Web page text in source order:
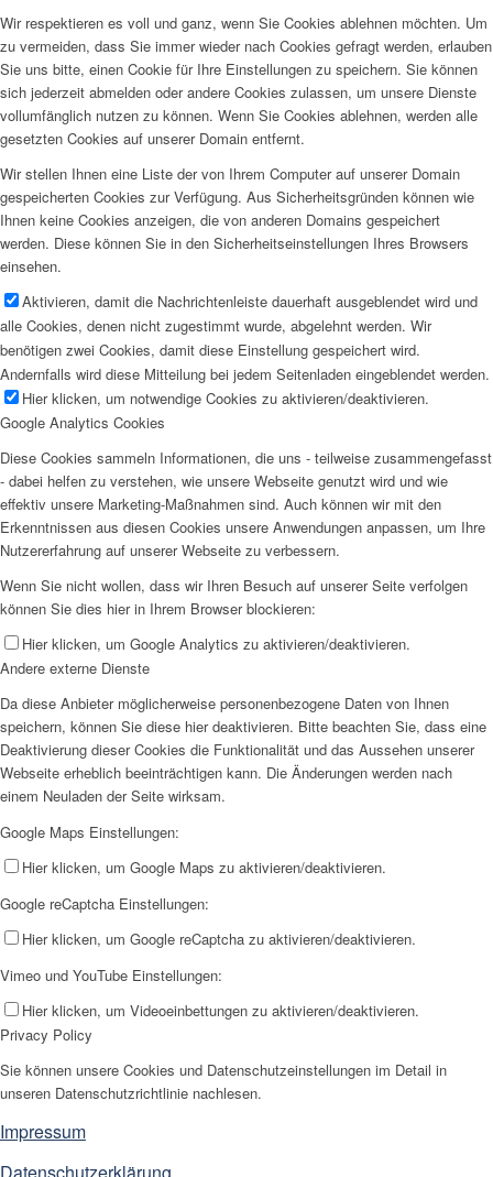
Wir respektieren es voll und ganz, wenn Sie Cookies ablehnen möchten. Um
zu vermeiden, dass Sie immer wieder nach Cookies gefragt werden, erlauben
Sie uns bitte, einen Cookie für Ihre Einstellungen zu speichern. Sie können
sich jederzeit abmelden oder andere Cookies zulassen, um unsere Dienste
vollumfänglich nutzen zu können. Wenn Sie Cookies ablehnen, werden alle
gesetzten Cookies auf unserer Domain entfernt.
Wir stellen Ihnen eine Liste der von Ihrem Computer auf unserer Domain
gespeicherten Cookies zur Verfügung. Aus Sicherheitsgründen können wie
Ihnen keine Cookies anzeigen, die von anderen Domains gespeichert
werden. Diese können Sie in den Sicherheitseinstellungen Ihres Browsers
einsehen.
Aktivieren, damit die Nachrichtenleiste dauerhaft ausgeblendet wird und
alle Cookies, denen nicht zugestimmt wurde, abgelehnt werden. Wir
benötigen zwei Cookies, damit diese Einstellung gespeichert wird.
Andernfalls wird diese Mitteilung bei jedem Seitenladen eingeblendet werden.
Hier klicken, um notwendige Cookies zu aktivieren/deaktivieren.
Google Analytics Cookies
Diese Cookies sammeln Informationen, die uns - teilweise zusammengefasst
- dabei helfen zu verstehen, wie unsere Webseite genutzt wird und wie
effektiv unsere Marketing-Maßnahmen sind. Auch können wir mit den
Erkenntnissen aus diesen Cookies unsere Anwendungen anpassen, um Ihre
Nutzererfahrung auf unserer Webseite zu verbessern.
Wenn Sie nicht wollen, dass wir Ihren Besuch auf unserer Seite verfolgen
können Sie dies hier in Ihrem Browser blockieren:
Hier klicken, um Google Analytics zu aktivieren/deaktivieren.
Andere externe Dienste
Da diese Anbieter möglicherweise personenbezogene Daten von Ihnen
speichern, können Sie diese hier deaktivieren. Bitte beachten Sie, dass eine
Deaktivierung dieser Cookies die Funktionalität und das Aussehen unserer
Webseite erheblich beeinträchtigen kann. Die Änderungen werden nach
einem Neuladen der Seite wirksam.
Google Maps Einstellungen:
Hier klicken, um Google Maps zu aktivieren/deaktivieren.
Google reCaptcha Einstellungen:
Hier klicken, um Google reCaptcha zu aktivieren/deaktivieren.
Vimeo und YouTube Einstellungen:
Hier klicken, um Videoeinbettungen zu aktivieren/deaktivieren.
Privacy Policy
Sie können unsere Cookies und Datenschutzeinstellungen im Detail in
unseren Datenschutzrichtlinie nachlesen.
Impressum